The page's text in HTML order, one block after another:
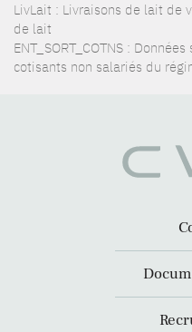
LivLait : Livraisons de lait de
de lait
ENT_SORT_COTNS :
cotisants non salariés du